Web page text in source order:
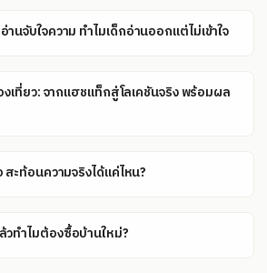
นจับใจความ ทำไมเด็กอ่านออกแต่ไม่เข้าใจ
เที่ยว: จากแฮชแท็กสู่โลเคชันจริง พร้อมผล
สะท้อนความจริงได้แค่ไหน?
ทำไมต้องซื้อบ้านใหม่?